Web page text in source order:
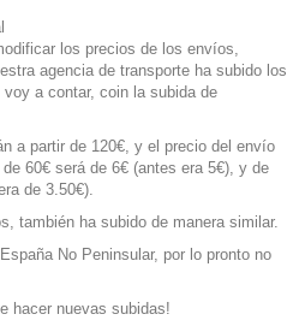
los precios de los envíos,
agencia de transporte ha subido los
a contar, coin la subida de
a partir de 120€, y el precio del envío
60€ será de 6€ (antes era 5€), y de
de 3.50€).
también ha subido de manera similar.
No Peninsular, por lo pronto no
hacer nuevas subidas!